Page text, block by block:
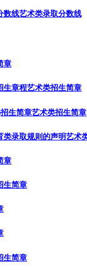
数线艺术类录取分数线
章
生章程艺术类招生简章
生简章艺术类招生简章
类录取规则的声明艺术
章
生简章
生简章